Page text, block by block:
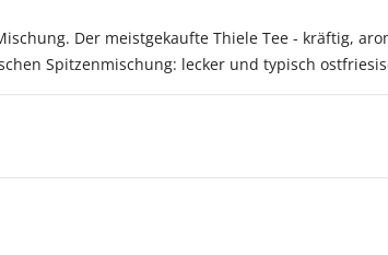
Der meistgekaufte Thiele Tee - kräftig,
Spitzenmischung: lecker und typisch